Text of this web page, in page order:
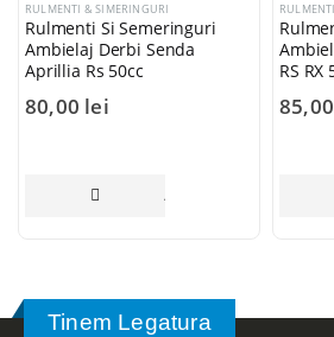
RULMENTI & SIMERINGURI
Rulmenti si Semeringuri
Ambielaj Derbi Senda Aprilia
RS RX 50 2t
85,00
Tinem Legatura